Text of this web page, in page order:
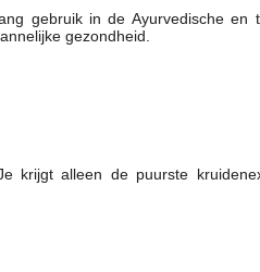
gebruik in de Ayurvedische en
gezondheid.
krijgt alleen de puurste